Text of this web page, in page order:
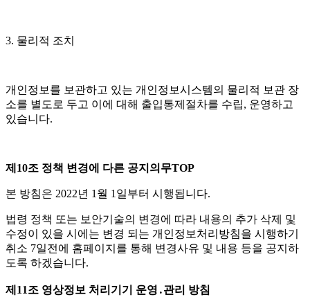
3. 물리적 조치
개인정보를 보관하고 있는 개인정보시스템의 물리적 보관 장
소를 별도로 두고 이에 대해 출입통제절차를 수립, 운영하고
있습니다.
제 10조 정책 변경에 다른 공지의무TOP
본 방침은 2022년 1 월 1 일부터 시행됩니다.
법령 정책 또는 보안기술의 변경에 따라 내용의 추가 삭제 및
수정이 있을 시에는 변경 되는 개인정보처리방침을 시행하기
취소 7일전에 홈페이지를 통해 변경사유 및 내용 등을 공지하
도록 하겠습니다.
제 11조 영상정보 처리기기 운영․관리 방침